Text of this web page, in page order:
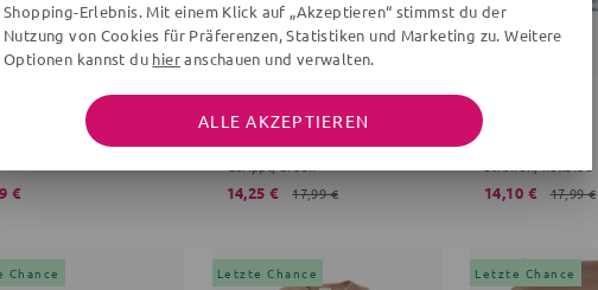
SWEETS
Bruno, der Eisbär
€
20 %
MAKOMA
14,25 € 17,99 € 14,10 € 17,99 €
Chance Letzte Chance Letzte Chance
Shopping-Erlebnis. Mit einem Klick auf „Akzeptieren“ stimmst du der
Nutzung von Cookies für Präferenzen, Statistiken und Marketing zu. Weitere
Optionen kannst du hieranschauen und verwalten.
ALLE AKZEPTIEREN